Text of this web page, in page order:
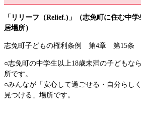
「リリーフ（Relief.)」（志免町に住む中
居場所）
志免町子どもの権利条例 第4章 第15条
○志免町の中学生以上18歳未満の子どもな
所です。
○みんなが「安心して過ごせる・自分らし
見つける」場所です。